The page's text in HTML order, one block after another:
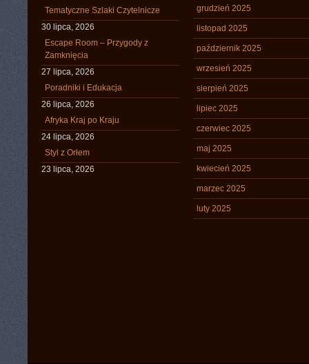
Tematyczne Szlaki Czytelnicze
30 lipca, 2026
Escape Room – Przygody z
Zamknięcia
27 lipca, 2026
Poradniki i Edukacja
26 lipca, 2026
Afryka Kraj po Kraju
24 lipca, 2026
Styl z Orłem
23 lipca, 2026
grudzień 2025
listopad 2025
październik 2025
wrzesień 2025
sierpień 2025
lipiec 2025
czerwiec 2025
maj 2025
kwiecień 2025
marzec 2025
luty 2025